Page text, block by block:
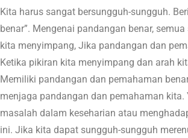
Kita harus sangat bersungguh-sungguh.
benar”. Mengenai pandangan benar,
kita menyimpang, Jika pandangan dan
Ketika pikiran kita menyimpang dan arah
Memiliki pandangan dan pemahaman
menjaga pandangan dan pemahaman kita.
masalah dalam keseharian atau
ini. Jika kita dapat sungguh-sungguh